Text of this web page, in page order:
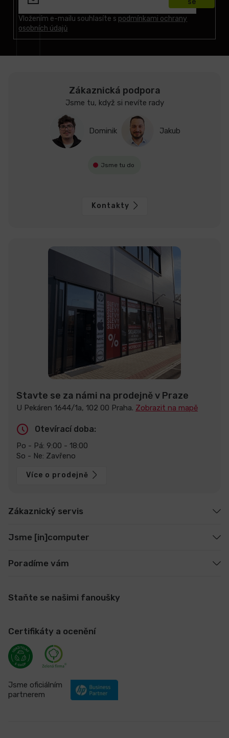
Vložením e-mailu souhlasíte s podmínkami ochrany
osobních údajů
se
Zákaznická podpora
Jsme tu, když si nevíte rady
Dominik Jakub
Jsme tu do
Kontakty
Stavte se za námi na prodejně v Praze
U Pekáren 1644/1a, 102 00 Praha. Zobrazit na mapě
Otevírací doba:
Po - Pá: 9:00 - 18:00
So - Ne: Zavřeno
Více o prodejně
Zákaznický servis
Jsme [in]computer
Poradíme vám
Staňte se našimi fanoušky
Certifikáty a ocenění
Jsme oficiálním
partnerem